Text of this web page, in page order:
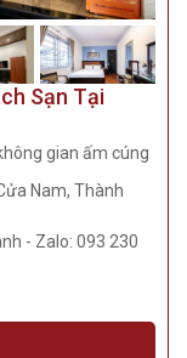
Sạn Tại
gian ấm cúng
Nam, Thành
- Zalo: 093 230